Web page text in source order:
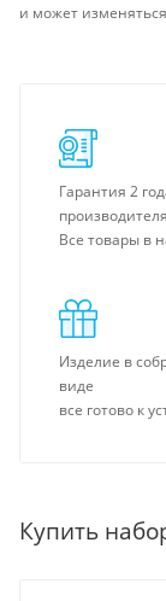
и может
Гарантия 2
производителя
Все товары в
Изделие в
виде
все готово к
Купить